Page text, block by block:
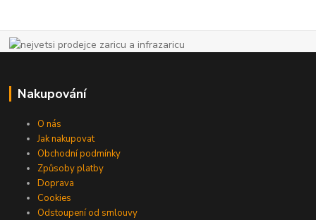
Nakupování
O nás
Jak nakupovat
Obchodní podmínky
Způsoby platby
Doprava
Cookies
Odstoupení od smlouvy